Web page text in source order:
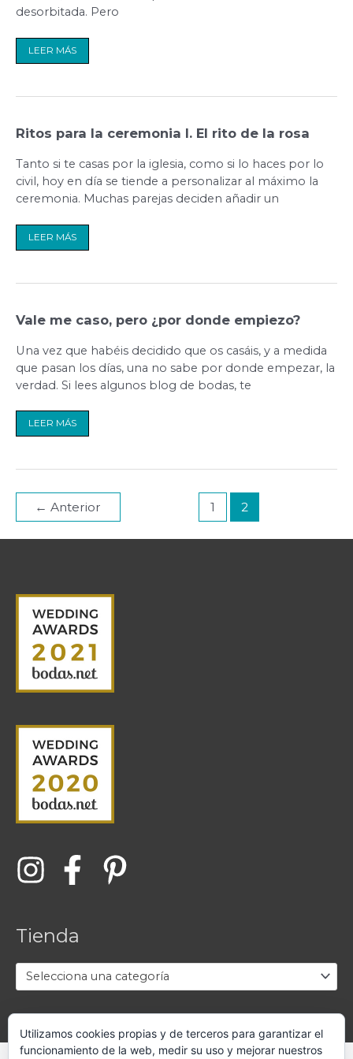
desorbitada. Pero
LEER MÁS
Ritos para la ceremonia I. El rito de la rosa
Tanto si te casas por la iglesia, como si lo haces por lo
civil, hoy en día se tiende a personalizar al máximo la
ceremonia. Muchas parejas deciden añadir un
Ritos
para
I.
rito
de
la
LEER MÁS
Vale me caso, pero ¿por donde empiezo?
Una vez que habéis decidido que os casáis, y a medida
que pasan los días, una no sabe por donde empezar, la
verdad. Si lees algunos blog de bodas, te
Vale
me
¿por
empiezo?
LEER MÁS
← Anterior 1 2
Tienda
Selecciona una categoría
Utilizamos cookies propias y de terceros para garantizar el
funcionamiento de la web, medir su uso y mejorar nuestros